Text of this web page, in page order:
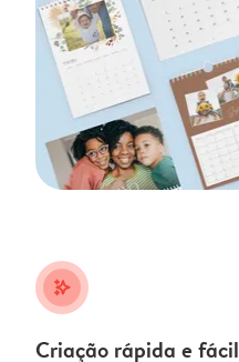
stars_plus
Criação rápida e fácil